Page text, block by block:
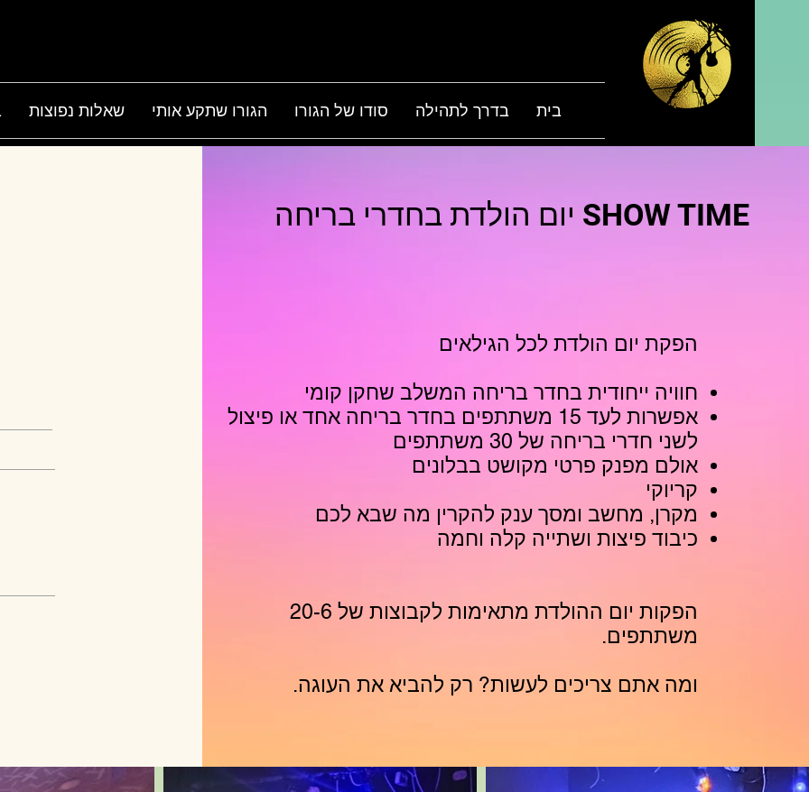
בית בדרך לתהילה סודו של הגורו הגורו שתקע אותי שאלות נפוצות
יום הולדת בחדרי בריחה SHOW TIME
הפקת יום הולדת לכל הגילאים
חוויה ייחודית בחדר בריחה המשלב שחקן קומי
אפשרות לעד 15 משתתפים בחדר בריחה אחד או פיצול
לשני חדרי בריחה של 30 משתתפים
אולם מפנק פרטי מקושט בבלונים
קריוקי
מקרן, מחשב ומסך ענק להקרין מה שבא לכם
כיבוד פיצות ושתייה קלה וחמה
הפקות יום ההולדת מתאימות לקבוצות של 20-6
משתתפים.
ומה אתם צריכים לעשות? רק להביא את העוגה.